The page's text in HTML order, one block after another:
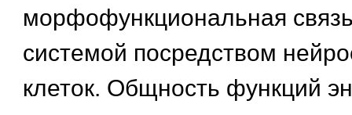
морфофункциональная
системой посредством
клеток. Общность функций